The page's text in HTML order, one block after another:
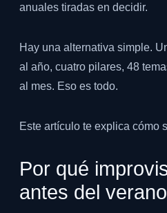
anuales tiradas en decidir.
Hay una alternativa simple.
al año, cuatro pilares, 48
al mes. Eso es todo.
Este artículo te explica cómo
Por qué
antes del verano